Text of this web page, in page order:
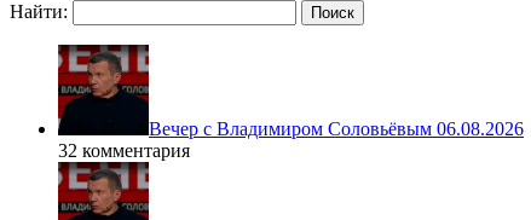
Найти:
Вечер с Владимиром Соловьёвым 06.08.2026
32 комментария